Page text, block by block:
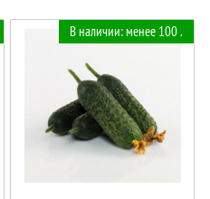
В наличии: менее 100 .